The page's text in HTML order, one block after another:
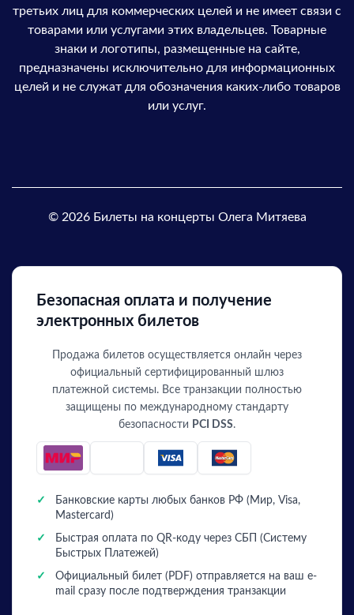
третьих лиц для коммерческих целей и не имеет связи с
товарами или услугами этих владельцев. Товарные
знаки и логотипы, размещенные на сайте,
предназначены исключительно для информационных
целей и не служат для обозначения каких-либо товаров
или услуг.
© 2026 Билеты на концерты Олега Митяева
Безопасная оплата и получение
электронных билетов
Продажа билетов осуществляется онлайн через
официальный сертифицированный шлюз
платежной системы. Все транзакции полностью
защищены по международному стандарту
безопасности PCI DSS.
✓
Банковские карты любых банков РФ (Мир, Visa,
Mastercard)
✓
Быстрая оплата по QR-коду через СБП (Систему
Быстрых Платежей)
✓
Официальный билет (PDF) отправляется на ваш e-
mail сразу после подтверждения транзакции